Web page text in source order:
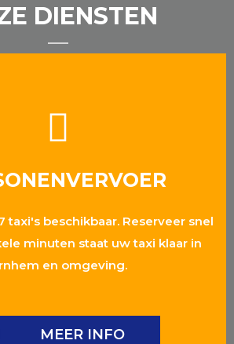
DIENSTEN
taxi's beschikbaar. Reserveer snel
minuten staat uw taxi klaar in
en omgeving.
MEER INFO